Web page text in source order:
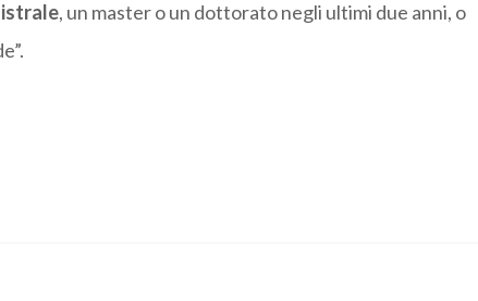
, un master o un dottorato negli ultimi due anni, o